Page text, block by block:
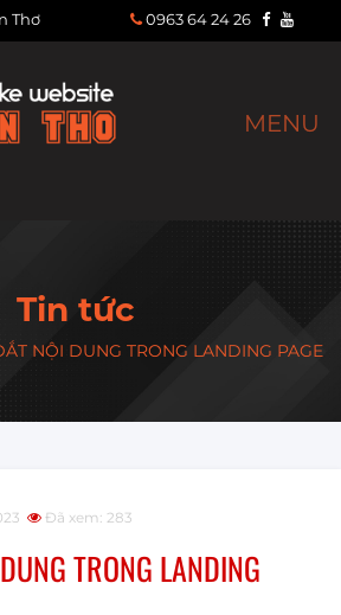
Thơ 0963 64 24 26
Tin tức
NỘI DUNG TRONG LANDING PAGE
Đã xem: 283
TRONG LANDING
MENU